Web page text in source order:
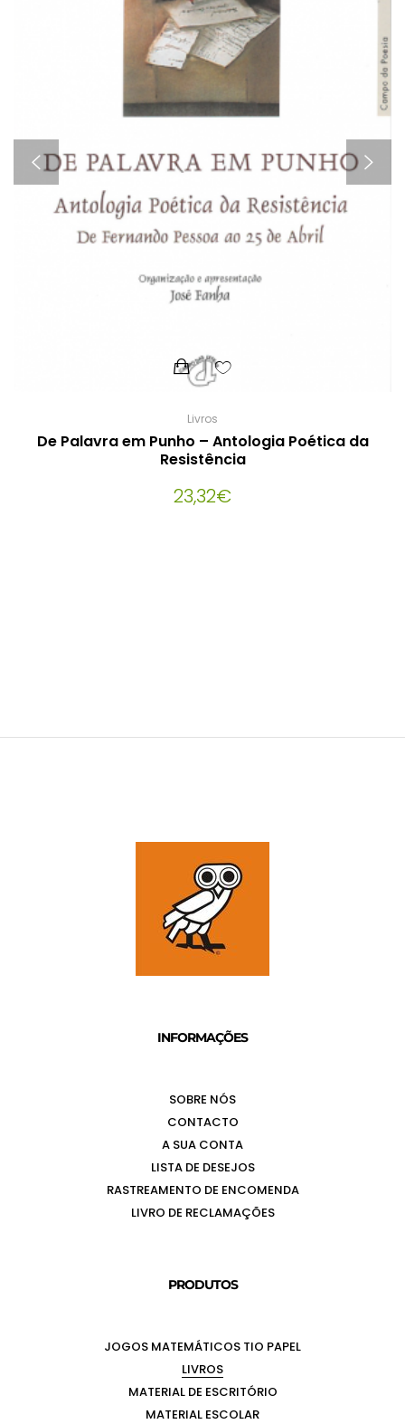
Livros
De Palavra em Punho – Antologia Poética da
Resistência
23,32€
INFORMAÇÕES
SOBRE NÓS
CONTACTO
A SUA CONTA
LISTA DE DESEJOS
RASTREAMENTO DE ENCOMENDA
LIVRO DE RECLAMAÇÕES
PRODUTOS
JOGOS MATEMÁTICOS TIO PAPEL
LIVROS
MATERIAL DE ESCRITÓRIO
MATERIAL ESCOLAR